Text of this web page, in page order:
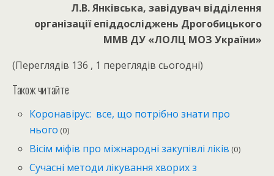
Л.В. Янківська, завідувач відділення
організації епіддосліджень Дрогобицького
ММВ ДУ «ЛОЛЦ МОЗ України»
(Переглядів 136 , 1 переглядів сьогодні)
Також читайте
Коронавірус: все, що потрібно знати про
нього (0)
Вісім міфів про міжнародні закупівлі ліків (0)
Сучасні методи лікування хворих з